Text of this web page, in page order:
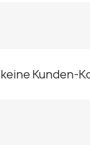
Kunden-